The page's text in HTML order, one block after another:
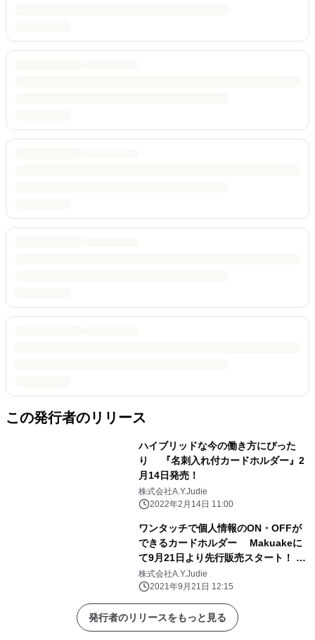
この発行者のリリース
ハイブリッドな今の働き方にぴった
り 『名刺入れ付カードホルダー』2
月14日発売！
株式会社A.Y.Judie
2022年2月14日 11:00
ワンタッチで個人情報のON・OFFが
できるカードホルダー Makuakeに
て9月21日より先行販売スタート！ 約
100年続く老舗メーカーの協力を得
て、 長く使えて高級感のある本革製が
完成
株式会社A.Y.Judie
2021年9月21日 12:15
発行者のリリースをもっと見る